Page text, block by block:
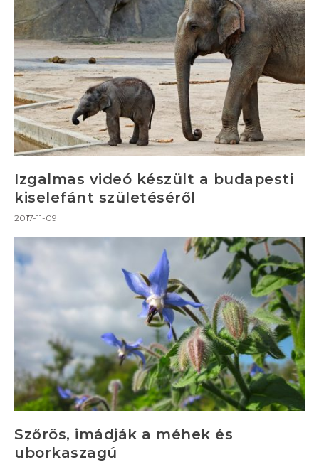
Izgalmas videó készült a budapesti
kiselefánt születéséről
2017-11-09
Szőrös, imádják a méhek és
uborkaszagú